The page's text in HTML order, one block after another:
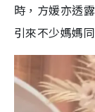
時，方媛亦透
引來不少媽媽